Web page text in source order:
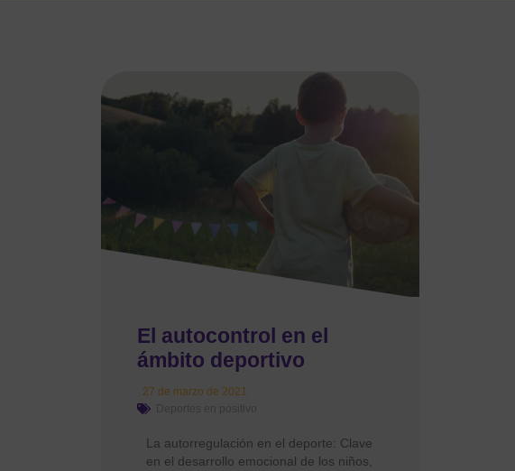
El autocontrol en el
ámbito deportivo
27 de marzo de 2021
La autorregulación en el deporte: Clave
en el desarrollo emocional de los niños,